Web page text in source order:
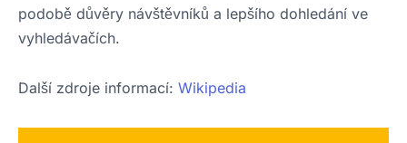
podobě důvěry návštěvníků a lepšího dohledání ve
vyhledávačích.
Další zdroje informací: Wikipedia